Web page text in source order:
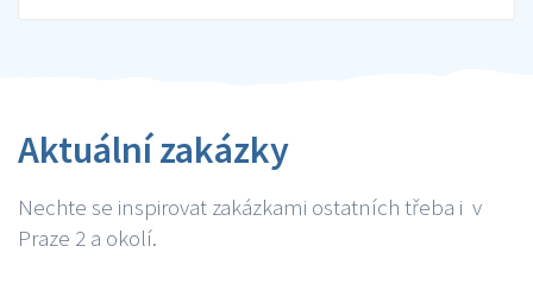
Aktuální zakázky
Nechte se inspirovat zakázkami ostatních třeba i v
Praze 2 a okolí.